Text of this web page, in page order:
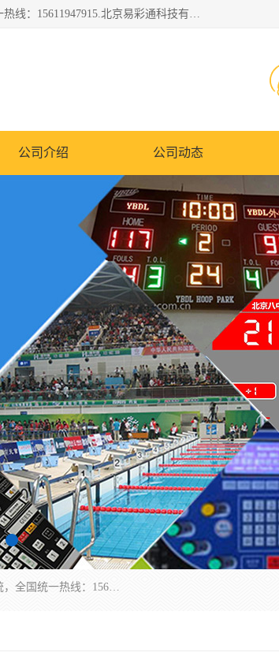
北京易彩通科技有限责任公司(2018ect.b2b168.com)主要提供陕西计时记分系统，全国统一热线：15611947915.北京易彩通科技有限责任公司有一支长期从事智能控制系统研发的高素质的队伍，具有嵌入式系统，视频系统、通信系统、网络系统，体育计时系统的知识和技能。强力打造体育比赛计时计分系统、智能升降旗系统、标准时钟系统、赛事编排及信息发布系统，为用户提供较新的，较廉价的，应用解决方案。
公司介绍 公司动态
北京易彩通科技有限责任公司(2018ect.b2b168.com)主要提供陕西计时记分系统，全国统一热线：15611947915.北京易彩通科技有限责任公司有一支长期从事智能控制系统研发的高素质的队伍，具有嵌入式系统，视频系统、通信系统、网络系统，体育计时系统的知识和技能。强力打造体育比赛计时计分系统、智能升降旗系统、标准时钟系统、赛事编排及信息发布系统，为用户提供较新的，较廉价的，应用解决方案。